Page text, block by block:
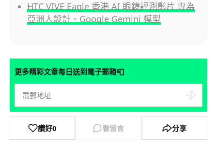
HTC VIVE Eagle 香港 AI 眼鏡評測影片 專為
亞洲人設計、Google Gemini 模型
更多精彩文章每日送到電子郵箱📮
讚好0 看留言 分享